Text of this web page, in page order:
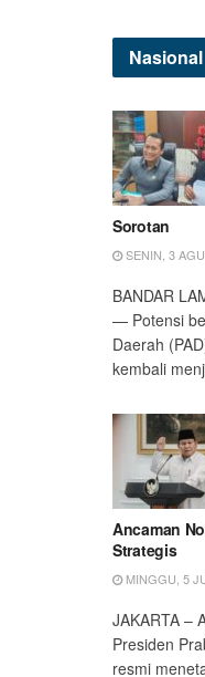
Nasional
Sorotan
SENIN, 3
BANDAR
— Potensi
Daerah
kembali
Ancaman
Strategis
MINGGU, 5
JAKARTA –
Presiden
resmi